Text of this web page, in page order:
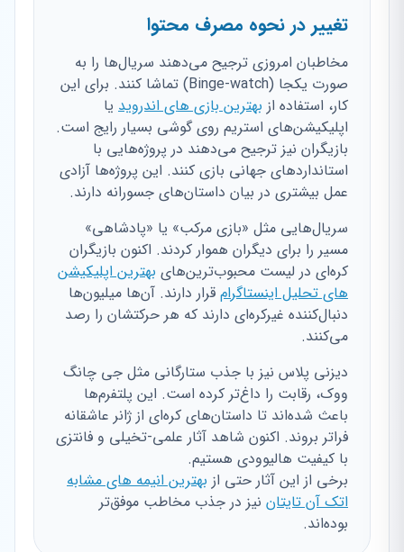
تغییر در نحوه مصرف محتوا
مخاطبان امروزی ترجیح می‌دهند سریال‌ها را به
صورت یکجا (Binge-watch) تماشا کنند. برای این
کار، استفاده از بهترین بازی های اندروید یا
اپلیکیشن‌های استریم روی گوشی بسیار رایج است.
بازیگران نیز ترجیح می‌دهند در پروژه‌هایی با
استانداردهای جهانی بازی کنند. این پروژه‌ها آزادی
عمل بیشتری در بیان داستان‌های جسورانه دارند.
سریال‌هایی مثل «بازی مرکب» یا «پادشاهی»
مسیر را برای دیگران هموار کردند. اکنون بازیگران
کره‌ای در لیست محبوب‌ترین‌های بهترین اپلیکیشن
های تحلیل اینستاگرام قرار دارند. آن‌ها میلیون‌ها
دنبال‌کننده غیرکره‌ای دارند که هر حرکتشان را رصد
می‌کنند.
دیزنی پلاس نیز با جذب ستارگانی مثل جی چانگ
ووک، رقابت را داغ‌تر کرده است. این پلتفرم‌ها
باعث شده‌اند تا داستان‌های کره‌ای از ژانر عاشقانه
فراتر بروند. اکنون شاهد آثار علمی-تخیلی و فانتزی
با کیفیت هالیوودی هستیم.
برخی از این آثار حتی از بهترین انیمه های مشابه
اتک آن تایتان نیز در جذب مخاطب موفق‌تر
بوده‌اند.